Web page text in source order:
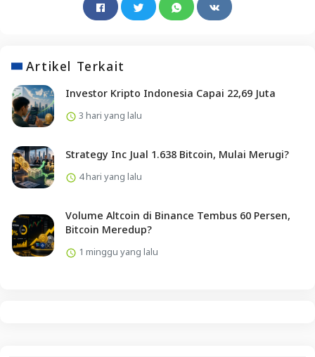
Artikel Terkait
Investor Kripto Indonesia Capai 22,69 Juta
3 hari yang lalu
Strategy Inc Jual 1.638 Bitcoin, Mulai Merugi?
4 hari yang lalu
Volume Altcoin di Binance Tembus 60 Persen,
Bitcoin Meredup?
1 minggu yang lalu